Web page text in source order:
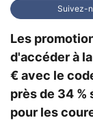
Suivez-
Les
d'accéder à
€ avec le
près de 34 %
pour les